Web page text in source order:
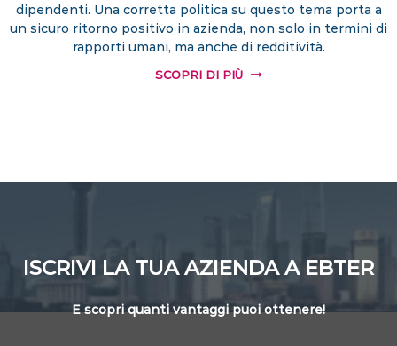
dipendenti. Una corretta politica su questo tema porta a
un sicuro ritorno positivo in azienda, non solo in termini di
rapporti umani, ma anche di redditività.
SCOPRI DI PIÙ
ISCRIVI LA TUA AZIENDA A EBTER
E scopri quanti vantaggi puoi ottenere!